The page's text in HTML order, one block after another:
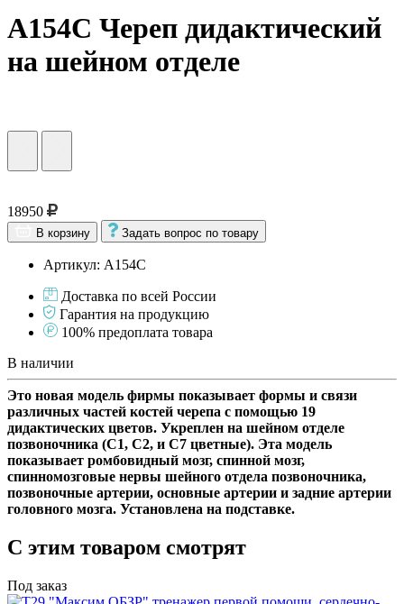
А154С Череп дидактический
на шейном отделе
18950
В корзину Задать вопрос по товару
Артикул: А154С
Доставка по всей России
Гарантия на продукцию
100% предоплата товара
В наличии
Это новая модель фирмы показывает формы и связи
различных частей костей черепа с помощью 19
дидактических цветов. Укреплен на шейном отделе
позвоночника (С1, С2, и С7 цветные). Эта модель
показывает ромбовидный мозг, спинной мозг,
спинномозговые нервы шейного отдела позвоночника,
позвоночные артерии, основные артерии и задние артерии
головного мозга. Установлена на подставке.
С этим товаром смотрят
Под заказ